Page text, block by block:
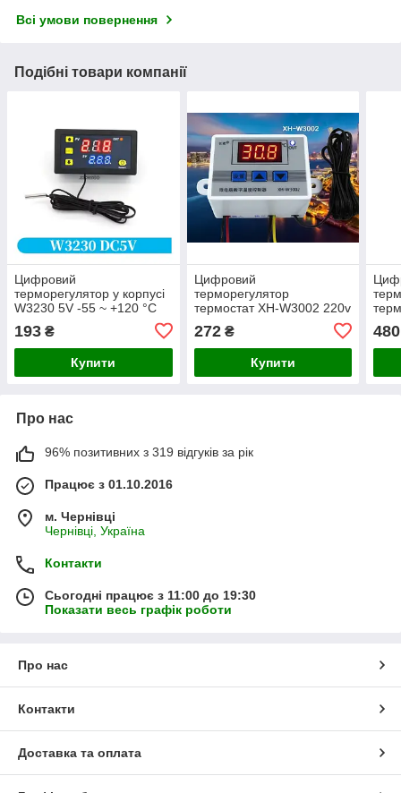
Всі умови повернення
Подібні товари компанії
Цифровий
терморегулятор у корпусі
W3230 5V -55 ~ +120 °C
інкубатор - цифровий
термостат
193 ₴
Купити
Цифровий
терморегулятор
термостат XH-W3002 220v
272₴
Купити
480
Про нас
96% позитивних з 319 відгуків за рік
Працює з 01.10.2016
м. Чернівці
Чернівці, Україна
Контакти
Сьогодні працює з 11:00 до 19:30
Показати весь графік роботи
Про нас
Контакти
Доставка та оплата